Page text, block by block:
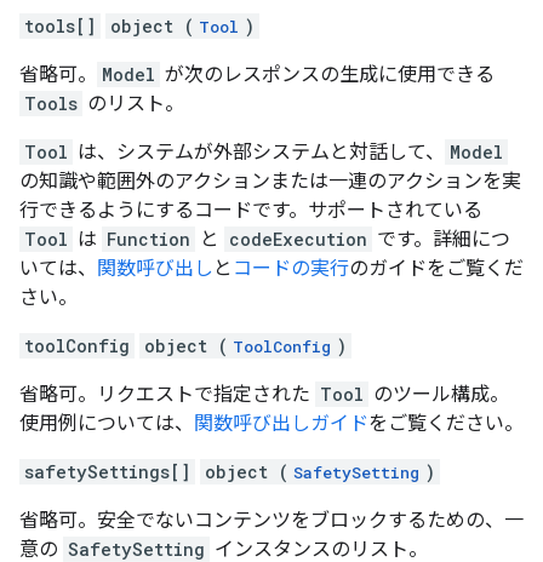
tools[] object ( Tool )
省略可。 Model が次のレスポンスの生成に使用できる
Tools のリスト。
Tool は、システムが外部システムと対話して、
Model
の知識や範囲外のアクションまたは一連のアクションを実
行できるようにするコードです。サポートされている
Tool は Function と codeExecution です。詳細につ
いては、 関数呼び出し と コードの実行のガイドをご覧くだ
さい。
toolConfig object ( ToolConfig )
省略可。リクエストで指定された Tool のツール構成。
使用例については、 関数呼び出しガイドをご覧ください。
safetySettings[] object ( SafetySetting )
省略可。安全でないコンテンツをブロックするための、一
意の SafetySetting インスタンスのリスト。